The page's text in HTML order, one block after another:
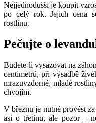
Nejjednodušší je koupit
po celý rok. Jejich cena
rostlinu.
Pečujte o
Budete-li vysazovat na
centimetrů, při výsadbě
mrazuvzdorné, mladé
chvojím.
V březnu je nutné provést
asi o třetinu, ale pozor –